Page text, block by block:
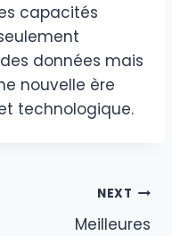
capacités
données mais
nouvelle ère
technologique.
NEXT
Meilleures